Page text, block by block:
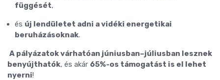
függését,
és új lendületet adni a vidéki energetikai
beruházásoknak.
A pályázatok várhatóan júniusban–júliusban lesznek
benyújthatók, és akár 65%-os támogatást is el lehet
nyerni!